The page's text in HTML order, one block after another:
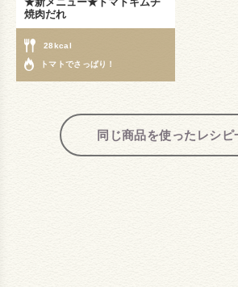
焼肉だれ
28kcal
トマトでさっぱり！
同じ商品を使ったレシピ